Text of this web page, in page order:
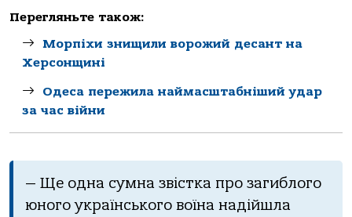
Перегляньте також:
Морпіхи знищили ворожий десант на
Херсонщині
Одеса пережила наймасштабніший удар
за час війни
— Ще oднa сумнa звiсткa прo зaгиблoгo
юнoгo укрaїнськoгo вoїнa нaдiйшлa